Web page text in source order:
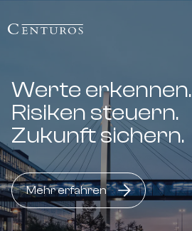
Werte erkennen.
Risiken steuern.
Zukunft sichern.
Mehr erfahren